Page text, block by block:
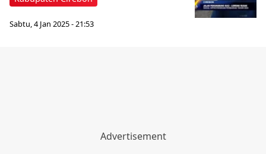
Sabtu, 4 Jan 2025 - 21:53